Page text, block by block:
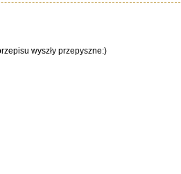
wyszły przepyszne:)